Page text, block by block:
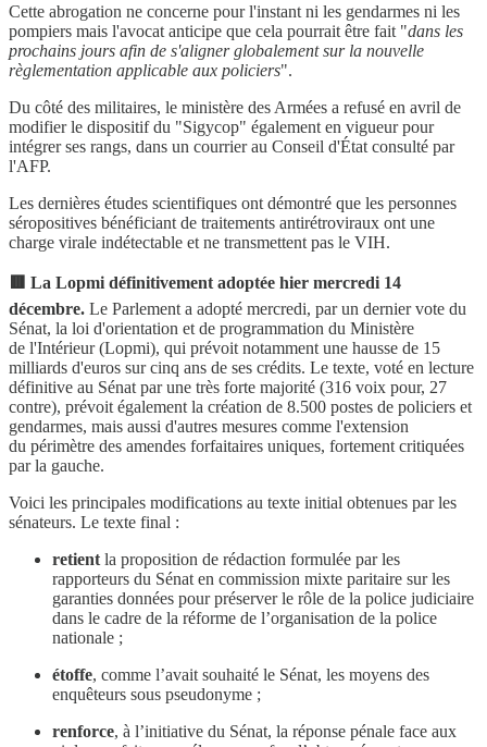
Cette abrogation ne concerne pour l'instant ni les gendarmes ni les
pompiers mais l'avocat anticipe que cela pourrait être fait "dans les
prochains jours afin de s'aligner globalement sur la nouvelle
règlementation applicable aux policiers".
Du côté des militaires, le ministère des Armées a refusé en avril de
modifier le dispositif du "Sigycop" également en vigueur pour
intégrer ses rangs, dans un courrier au Conseil d'État consulté par
l'AFP.
Les dernières études scientifiques ont démontré que les personnes
séropositives bénéficiant de traitements antirétroviraux ont une
charge virale indétectable et ne transmettent pas le VIH.
🟥 La Lopmi définitivement adoptée hier mercredi 14
décembre. Le Parlement a adopté mercredi, par un dernier vote du
Sénat, la loi d'orientation et de programmation du Ministère
de l'Intérieur (Lopmi), qui prévoit notamment une hausse de 15
milliards d'euros sur cinq ans de ses crédits. Le texte, voté en lecture
définitive au Sénat par une très forte majorité (316 voix pour, 27
contre), prévoit également la création de 8.500 postes de policiers et
gendarmes, mais aussi d'autres mesures comme l'extension
du périmètre des amendes forfaitaires uniques, fortement critiquées
par la gauche.
Voici les principales modifications au texte initial obtenues par les
sénateurs. Le texte final :
retient la proposition de rédaction formulée par les
rapporteurs du Sénat en commission mixte paritaire sur les
garanties données pour préserver le rôle de la police judiciaire
dans le cadre de la réforme de l’organisation de la police
nationale ;
étoffe, comme l’avait souhaité le Sénat, les moyens des
enquêteurs sous pseudonyme ;
renforce, à l’initiative du Sénat, la réponse pénale face aux